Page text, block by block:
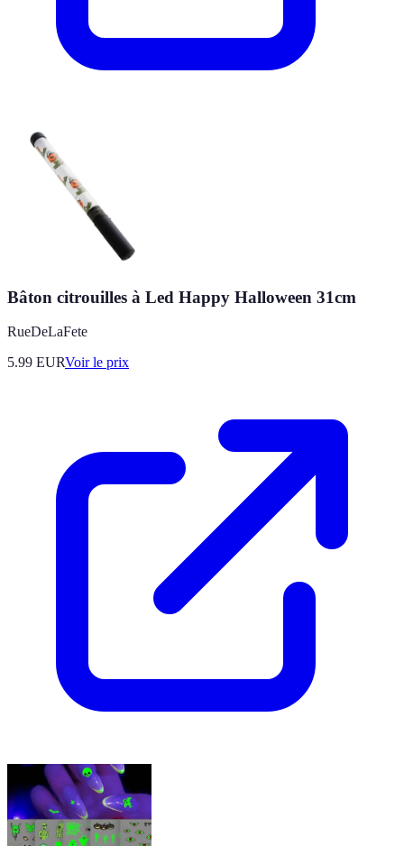
Bâton citrouilles à Led Happy Halloween 31cm
RueDeLaFete
5.99 EURVoir le prix